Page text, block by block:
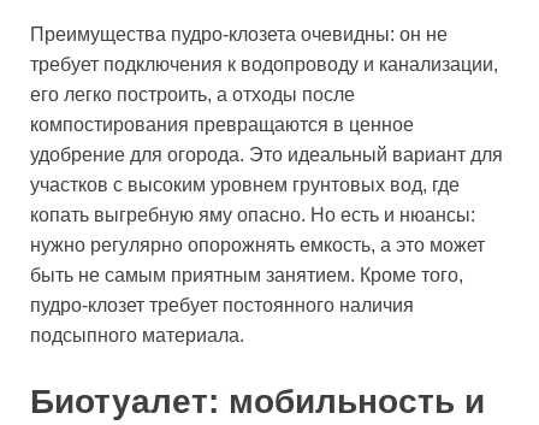
Преимущества пудро-клозета очевидны: он не
требует подключения к водопроводу и канализации,
его легко построить, а отходы после
компостирования превращаются в ценное
удобрение для огорода. Это идеальный вариант для
участков с высоким уровнем грунтовых вод, где
копать выгребную яму опасно. Но есть и нюансы:
нужно регулярно опорожнять емкость, а это может
быть не самым приятным занятием. Кроме того,
пудро-клозет требует постоянного наличия
подсыпного материала.
Биотуалет: мобильность и